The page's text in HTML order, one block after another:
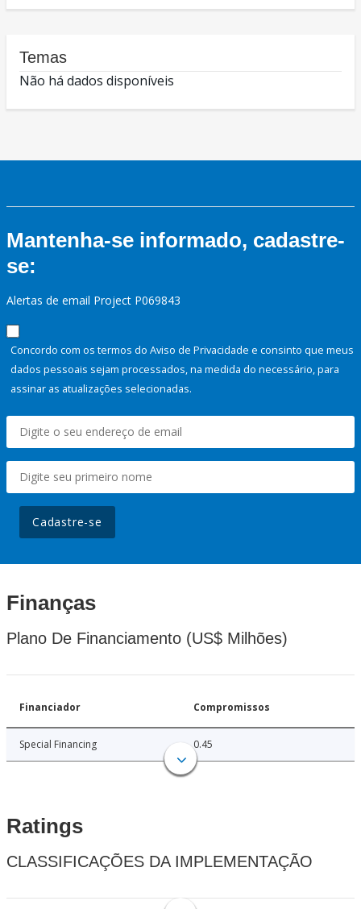
Temas
Não há dados disponíveis
Mantenha-se informado, cadastre-
se:
Alertas de email Project P069843
Concordo com os termos do Aviso de Privacidade e consinto que meus
dados pessoais sejam processados, na medida do necessário, para
assinar as atualizações selecionadas.
Cadastre-se
Finanças
Plano De Financiamento (US$ Milhões)
Financiador Compromissos
Special Financing 0.45
Ratings
CLASSIFICAÇÕES DA IMPLEMENTAÇÃO